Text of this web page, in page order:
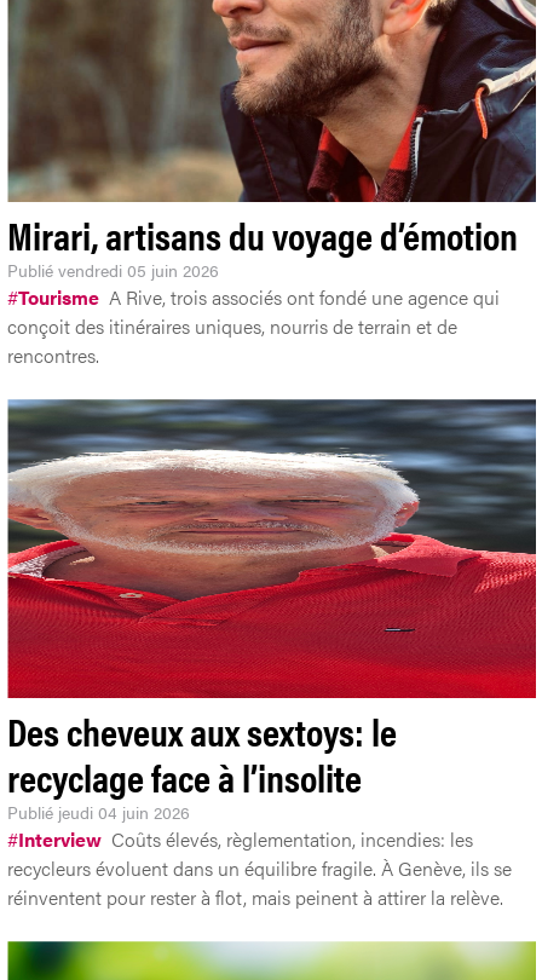
Mirari, artisans du voyage d’émotion
Publié vendredi 05 juin 2026
#Tourisme A Rive, trois associés ont fondé une agence qui
conçoit des itinéraires uniques, nourris de terrain et de
rencontres.
Des cheveux aux sextoys: le
recyclage face à l’insolite
Publié jeudi 04 juin 2026
#Interview Coûts élevés, règlementation, incendies: les
recycleurs évoluent dans un équilibre fragile. À Genève, ils se
réinventent pour rester à flot, mais peinent à attirer la relève.